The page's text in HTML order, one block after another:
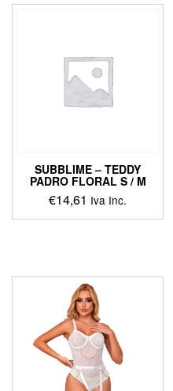
SUBBLIME – TEDDY
PADRO FLORAL S / M
€14,61 Iva Inc.